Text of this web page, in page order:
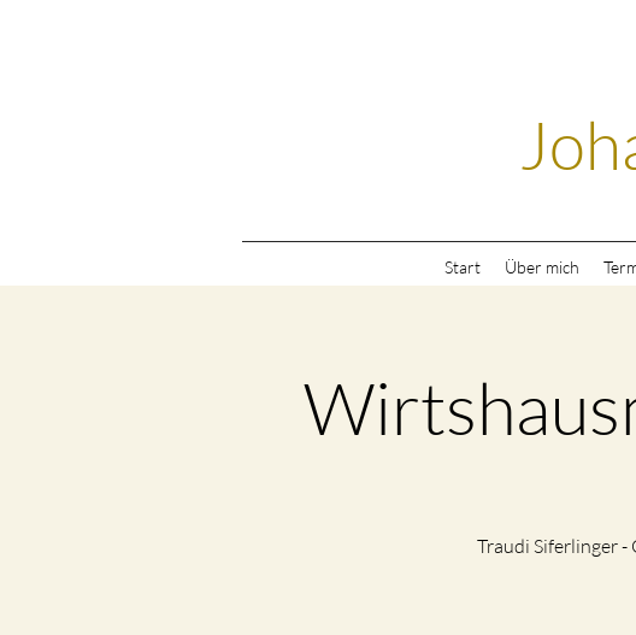
Start Über mich
Traudi Siferlinger -